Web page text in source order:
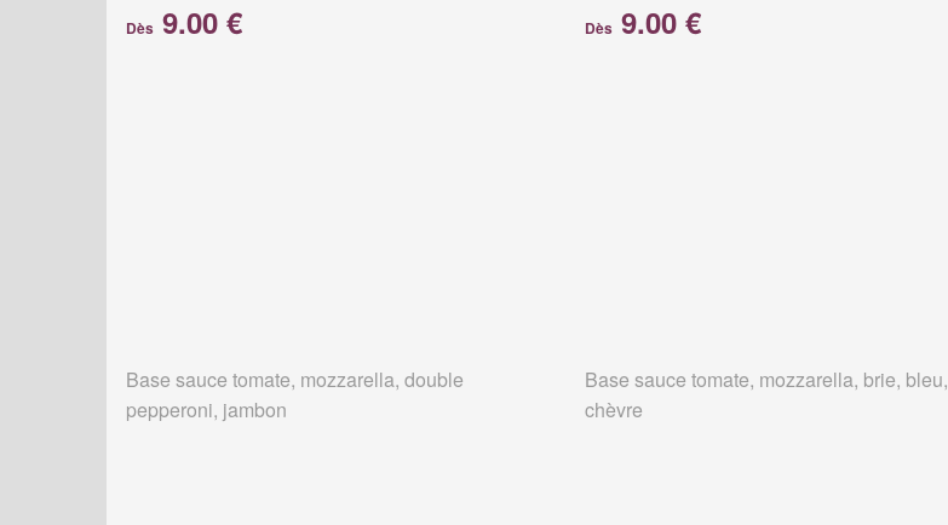
Dès 9.00 €
Base sauce tomate, mozzarella, double
pepperoni, jambon
Dès9.00 €
Base sauce tomate, mozzarella, brie, bleu,
chèvre